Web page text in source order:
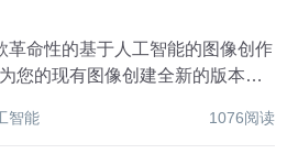
革命性的基于人工智能的图像创作
您的现有图像创建全新的版本和
户只需上传图像并设置所需的变
智能 1076阅读